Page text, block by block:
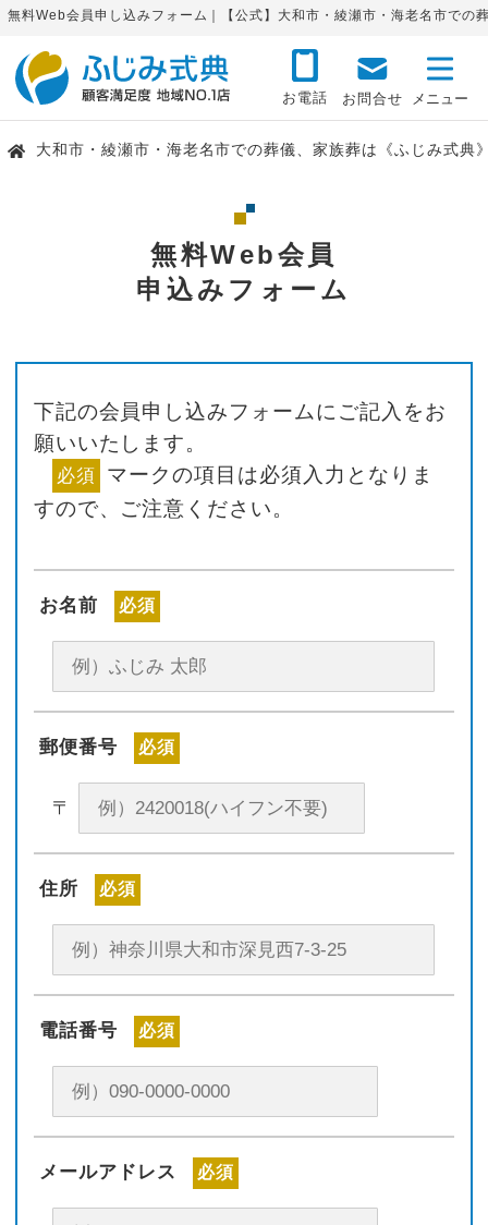
無料Web会員申し込みフォーム｜【公式】大和市・綾瀬市・海老名市での
お電話 お問合せ
大和市・綾瀬市・海老名市での葬儀、家族葬は《ふじみ式典
無料Web会員
申込みフォーム
下記の会員申し込みフォームにご記入をお
願いいたします。
必須 マークの項目は必須入力となりま
すので、ご注意ください。
お名前 必須
郵便番号 必須
〒
住所 必須
電話番号 必須
メールアドレス 必須